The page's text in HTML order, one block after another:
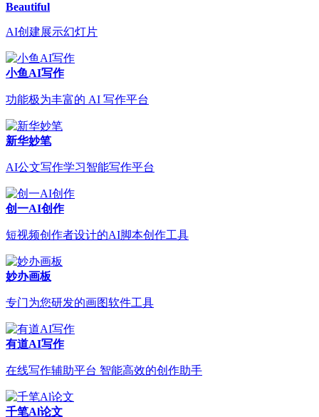
Beautiful
AI创建展示幻灯片
小鱼AI写作
功能极为丰富的 AI 写作平台
新华妙笔
AI公文写作学习智能写作平台
创一AI创作
短视频创作者设计的AI脚本创作工具
妙办画板
专门为您研发的画图软件工具
有道AI写作
在线写作辅助平台 智能高效的创作助手
千笔Al论文